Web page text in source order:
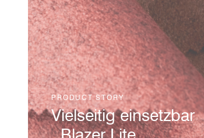
Kreislaufwirtschaft.
Read Story
PRODUCT STORY
Vielseitig einsetzbar